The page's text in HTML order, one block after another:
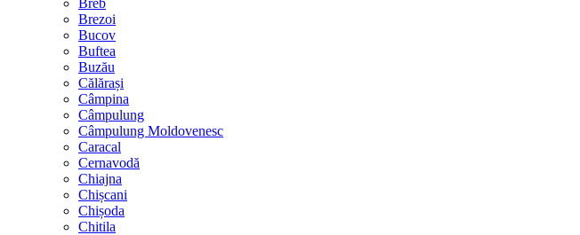
Breb
Brezoi
Bucov
Buftea
Buzău
Călărași
Câmpina
Câmpulung
Câmpulung Moldovenesc
Caracal
Cernavodă
Chiajna
Chișcani
Chișoda
Chitila